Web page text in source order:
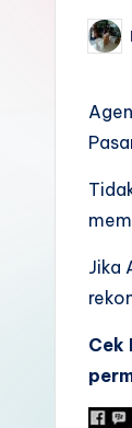
by
Jika
Cek